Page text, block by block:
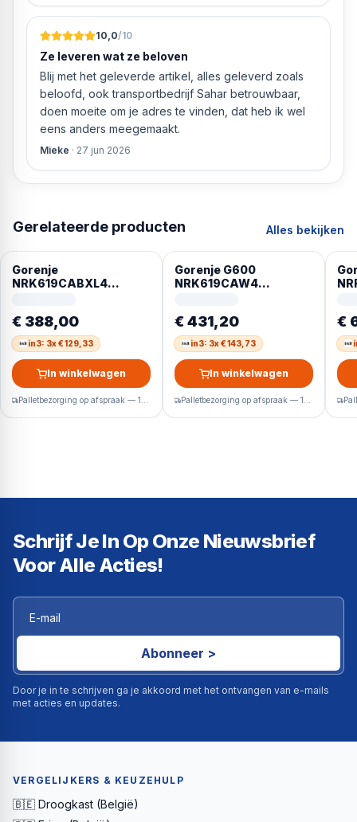
10,0/10
Ze leveren wat ze beloven
Blij met het geleverde artikel, alles geleverd zoals
beloofd, ook transportbedrijf Sahar betrouwbaar,
doen moeite om je adres te vinden, dat heb ik wel
eens anders meegemaakt.
Mieke · 27 jun 2026
Gerelateerde producten Alles bekijken
Gorenje
NRK619CABXL4
€ 388,00
in3: 3x € 129,33
In winkelwagen
Gorenje G600
NRK619CAW4
€ 431,20
in3: 3x € 143,73
In winkelwagen
€
Schrijf Je In Op Onze Nieuwsbrief
Voor Alle Acties!
Abonneer >
Door je in te schrijven ga je akkoord met het ontvangen van e-mails
met acties en updates.
VERGELIJKERS & KEUZEHULP
🇧🇪 Droogkast (België)